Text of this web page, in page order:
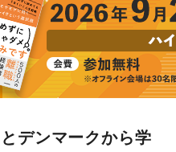
デンマークから学